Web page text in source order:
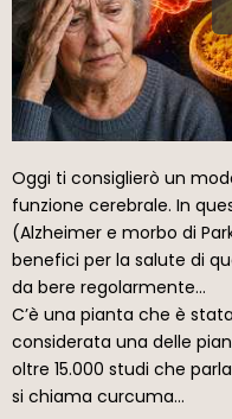
Oggi ti consiglierò un
funzione cerebrale. In
(Alzheimer e morbo di
benefici per la salute di
da bere regolarmente…
C’è una pianta che è
considerata una delle
oltre 15.000 studi che
si chiama curcuma…